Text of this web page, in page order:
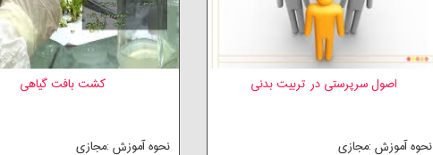
کشت بافت گیاهی
نحوه آموزش :مجازی
اصول سرپرستی در تربیت بدنی
نحوه آموزش :مجازی